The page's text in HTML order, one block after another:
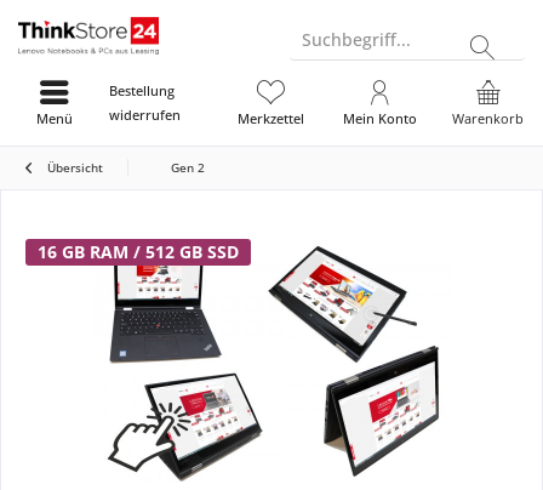
Suchbegriff...
Bestellung
widerrufen
Warenkorb
Merkzettel Mein Konto
Menü
Übersicht Gen 2
16 GB RAM / 512 GB SSD